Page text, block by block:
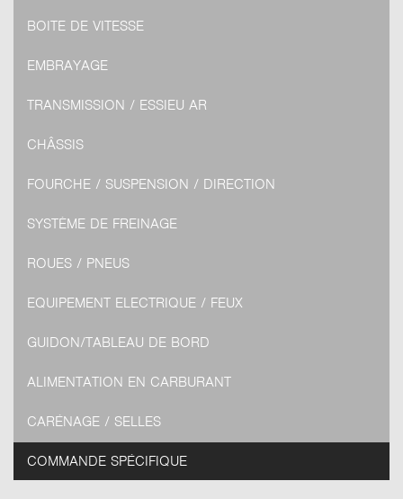
BOITE DE VITESSE
EMBRAYAGE
TRANSMISSION / ESSIEU AR
CHÂSSIS
FOURCHE / SUSPENSION / DIRECTION
SYSTÈME DE FREINAGE
ROUES / PNEUS
EQUIPEMENT ELECTRIQUE / FEUX
GUIDON/TABLEAU DE BORD
ALIMENTATION EN CARBURANT
CARÉNAGE / SELLES
COMMANDE SPÉCIFIQUE